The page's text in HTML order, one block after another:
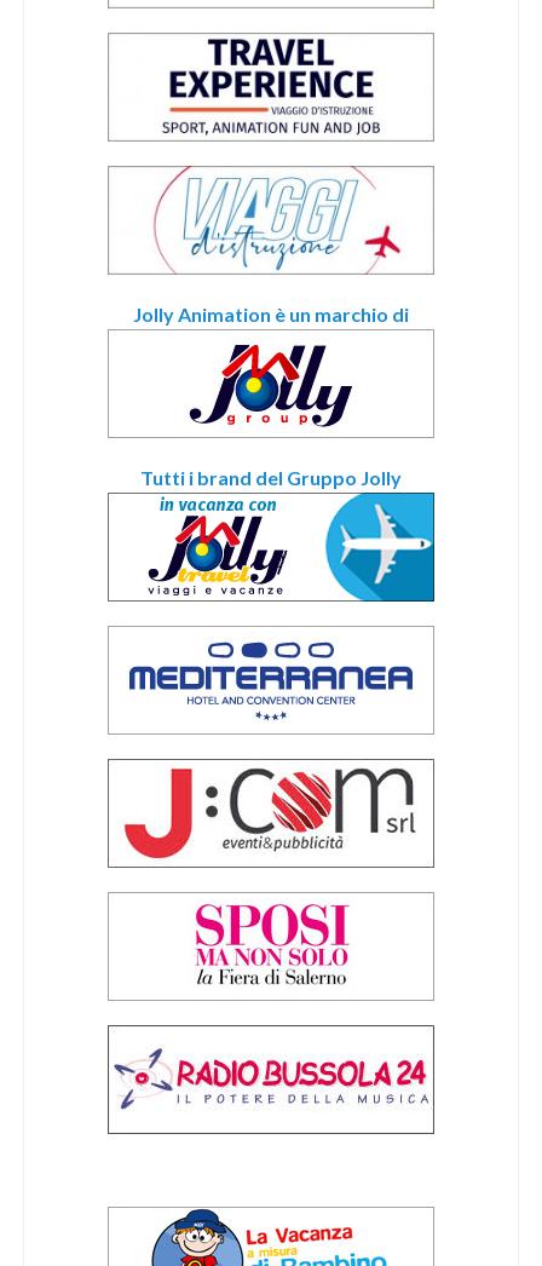
Jolly Animation è un marchio di
Tutti i brand del Gruppo Jolly